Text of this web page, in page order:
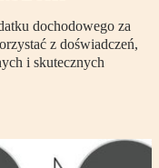
dochodowego za
z doświadczeń,
i skutecznych